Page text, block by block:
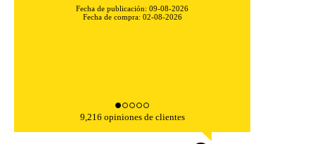
Fecha de publicación: 09-08-2026
Fecha de compra: 02-08-2026
9,216 opiniones de clientes